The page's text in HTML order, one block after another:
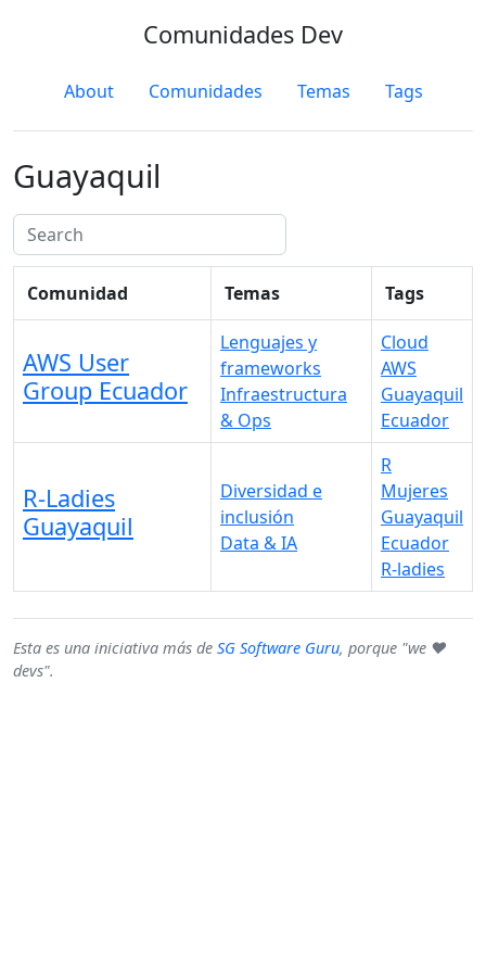
Comunidades Dev
About Comunidades Temas Tags
Guayaquil
Comunidad Temas Tags
AWS User
Group Ecuador
Lenguajes y
frameworks
Infraestructura
& Ops
Cloud
AWS
Guayaquil
Ecuador
R-Ladies
Guayaquil
Diversidad e
inclusión
Data & IA
R
Mujeres
Guayaquil
Ecuador
R-ladies
Esta es una iniciativa más de SG Software Guru, porque "we ♥
devs".